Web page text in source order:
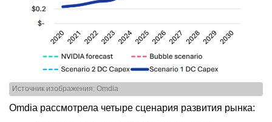
Источник изображения: Omdia
Omdia рассмотрела четыре сценария развития рынка: